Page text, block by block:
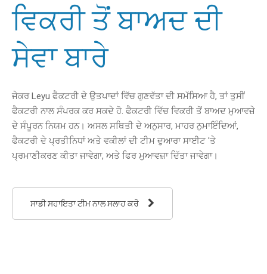
ਵਿਕਰੀ ਤੋਂ ਬਾਅਦ ਦੀ
ਸੇਵਾ ਬਾਰੇ
ਜੇਕਰ Leyu ਫੈਕਟਰੀ ਦੇ ਉਤਪਾਦਾਂ ਵਿੱਚ ਗੁਣਵੱਤਾ ਦੀ ਸਮੱਸਿਆ ਹੈ, ਤਾਂ ਤੁਸੀਂ
ਫੈਕਟਰੀ ਨਾਲ ਸੰਪਰਕ ਕਰ ਸਕਦੇ ਹੋ. ਫੈਕਟਰੀ ਵਿੱਚ ਵਿਕਰੀ ਤੋਂ ਬਾਅਦ ਮੁਆਵਜ਼ੇ
ਦੇ ਸੰਪੂਰਨ ਨਿਯਮ ਹਨ। ਅਸਲ ਸਥਿਤੀ ਦੇ ਅਨੁਸਾਰ, ਮਾਹਰ ਨੁਮਾਇੰਦਿਆਂ,
ਫੈਕਟਰੀ ਦੇ ਪ੍ਰਤੀਨਿਧਾਂ ਅਤੇ ਵਕੀਲਾਂ ਦੀ ਟੀਮ ਦੁਆਰਾ ਸਾਈਟ 'ਤੇ
ਪ੍ਰਮਾਣੀਕਰਣ ਕੀਤਾ ਜਾਵੇਗਾ, ਅਤੇ ਫਿਰ ਮੁਆਵਜ਼ਾ ਦਿੱਤਾ ਜਾਵੇਗਾ।
ਸਾਡੀ ਸਹਾਇਤਾ ਟੀਮ ਨਾਲ ਸਲਾਹ ਕਰੋ